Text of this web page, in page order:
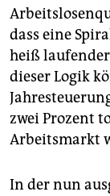
dass eine
heiß
dieser Logik
zwei Prozent
Arbeitsmarkt
In der nun